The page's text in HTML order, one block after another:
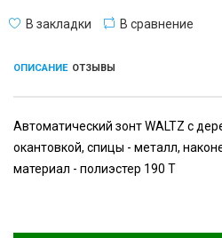
В закладки В сравнение
ОПИСАНИЕ ОТЗЫВЫ
Автоматический зонт WALTZ с
окантовкой, спицы - металл,
материал - полиэстер 190 T